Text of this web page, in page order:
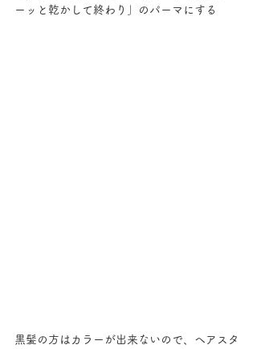
ーッと乾かして終わり」のパーマにする
黒髪の方はカラーが出来ないので、ヘアスタ